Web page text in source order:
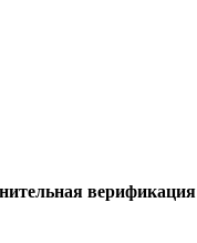
верификация